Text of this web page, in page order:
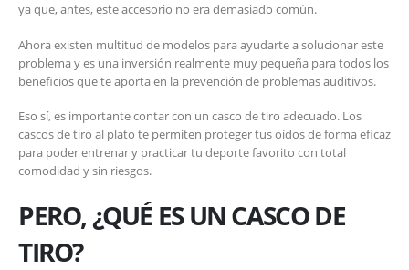
ya que, antes, este accesorio no era demasiado común.
Ahora existen multitud de modelos para ayudarte a solucionar este
problema y es una inversión realmente muy pequeña para todos los
beneficios que te aporta en la prevención de problemas auditivos.
Eso sí, es importante contar con un casco de tiro adecuado. Los
cascos de tiro al plato te permiten proteger tus oídos de forma eficaz
para poder entrenar y practicar tu deporte favorito con total
comodidad y sin riesgos.
PERO, ¿QUÉ ES UN CASCO DE
TIRO?